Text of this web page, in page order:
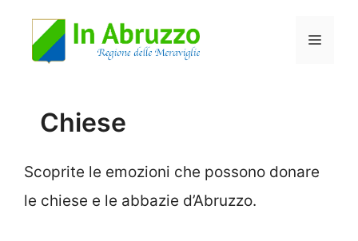
Menu
Chiese
Scoprite le emozioni che possono donare
le chiese e le abbazie d’Abruzzo.